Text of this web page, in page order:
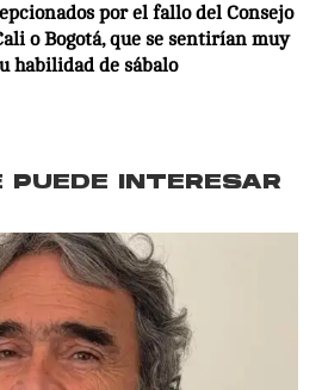
por el fallo del Consejo
o Bogotá, que se sentirían muy
habilidad de sábalo
PUEDE INTERESAR